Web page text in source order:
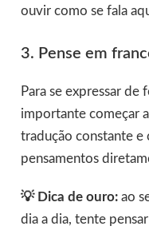
ouvir como se fala
3. Pense em
Para se expressar de
importante começar
tradução constante e
pensamentos
💡 Dica de ouro: ao
dia a dia, tente